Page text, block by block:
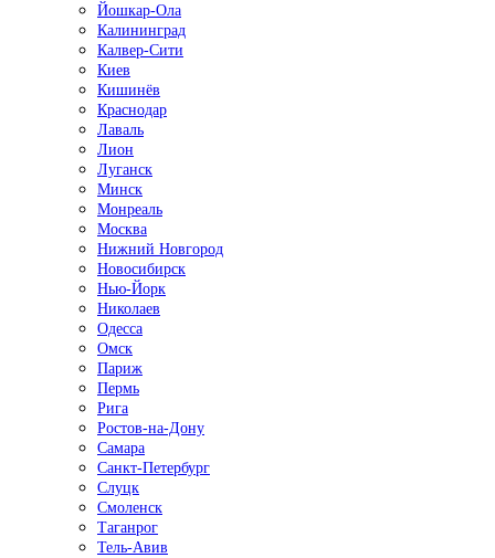
Йошкар-Ола
Калининград
Калвер-Сити
Киев
Кишинёв
Краснодар
Лаваль
Лион
Луганск
Минск
Монреаль
Москва
Нижний Новгород
Новосибирск
Нью-Йорк
Николаев
Одесса
Омск
Париж
Пермь
Рига
Ростов-на-Дону
Самара
Санкт-Петербург
Слуцк
Смоленск
Таганрог
Тель-Авив